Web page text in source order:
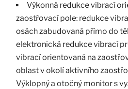
Výkonná redukce vibrací
zaostřovací pole: redukce
osách zabudovaná přímo do
elektronická redukce vibrací
vibrací orientovaná na
oblast v okolí aktivního
Výklopný a otočný monitor s